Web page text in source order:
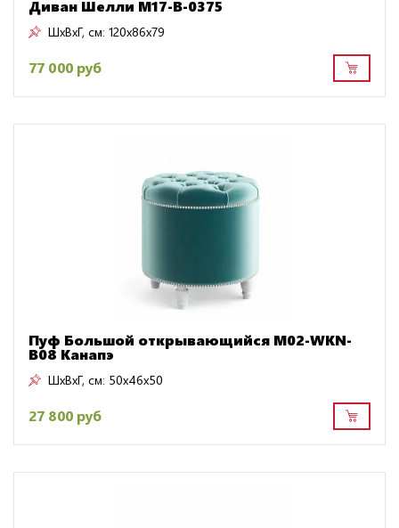
Диван Шелли M17-B-0375
ШxВxГ, см: 120x86x79
77 000 руб
Пуф Большой открывающийся M02-WKN-
B08 Канапэ
ШxВxГ, см: 50x46x50
27 800 руб